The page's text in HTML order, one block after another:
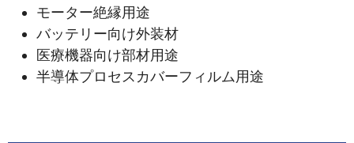
モーター絶縁用途
バッテリー向け外装材
医療機器向け部材用途
半導体プロセスカバーフィルム用途